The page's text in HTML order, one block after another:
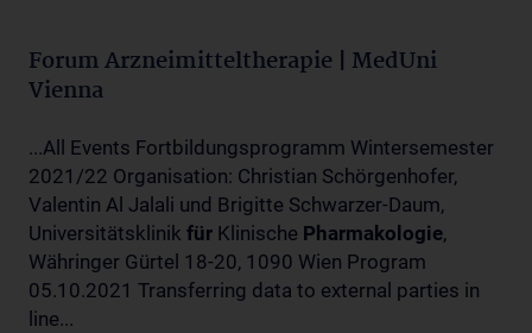
Forum Arzneimitteltherapie | MedUni
Vienna
...All Events Fortbildungsprogramm Wintersemester
2021/22 Organisation: Christian Schörgenhofer,
Valentin Al Jalali und Brigitte Schwarzer-Daum,
Universitätsklinik für Klinische Pharmakologie,
Währinger Gürtel 18-20, 1090 Wien Program
05.10.2021 Transferring data to external parties in
line...